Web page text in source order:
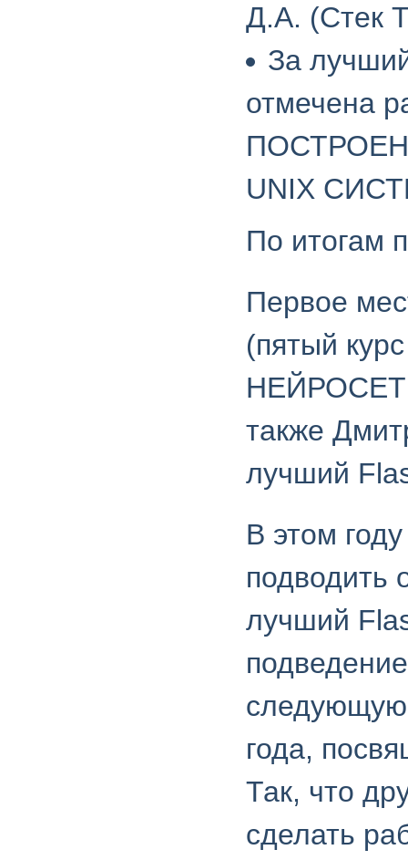
Д.А. (Стек
За
отмечена
UNIX
По итогам
Первое
(пятый
также
лучший
В этом
подводить
лучший
года,
Так, что
сделать